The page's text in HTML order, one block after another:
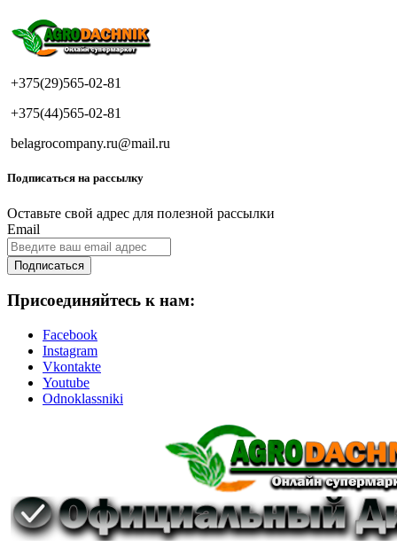
+375(29)565-02-81
+375(44)565-02-81
belagrocompany.ru@mail.ru
Подписаться на рассылку
Оставьте свой адрес для полезной рассылки
Email
Подписаться
Присоединяйтесь к нам:
Facebook
Instagram
Vkontakte
Youtube
Odnoklassniki